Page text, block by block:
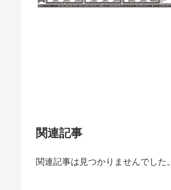
関連記事
関連記事は見つかりませんでした。